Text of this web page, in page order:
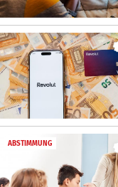
ABSTIMMUNG